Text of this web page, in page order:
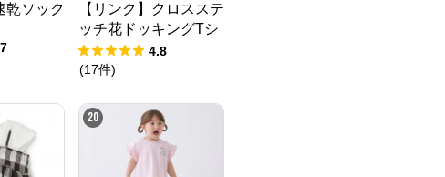
乾ソック
【リンク】クロスステ
ッチ花ドッキングTシ
ャツ
4.8
(17件)
20